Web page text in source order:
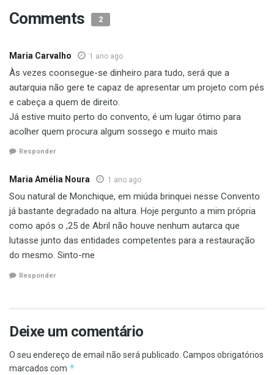
Comments 2
Maria Carvalho 1 ano ago
Às vezes coonsegue-se dinheiro para tudo, será que a
autarquia não gere te capaz de apresentar um projeto com pés
e cabeça a quem de direito.
Já estive muito perto do convento, é um lugar ótimo para
acolher quem procura algum sossego e muito mais
Responder
Maria Amélia Noura 1 ano ago
Sou natural de Monchique, em miúda brinquei nesse Convento
já bastante degradado na altura. Hoje pergunto a mim própria
como após o ,25 de Abril não houve nenhum autarca que
lutasse junto das entidades competentes para a restauração
do mesmo. Sinto-me
Responder
Deixe um comentário
O seu endereço de email não será publicado. Campos obrigatórios
marcados com *